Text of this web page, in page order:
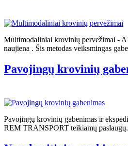
Multimodaliniai krovinių pervežimai -
naujiena . Šis metodas veiksmingas
Pavojingų krovinių
Pavojingų krovinių gabenimas ir
REM TRANSPORT teikiamų paslaugų.